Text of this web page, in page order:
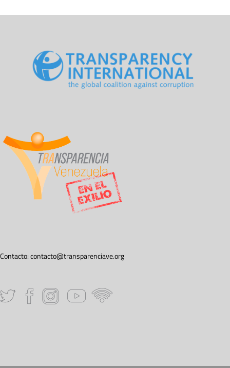
Contacto:contacto@transparenciave.org